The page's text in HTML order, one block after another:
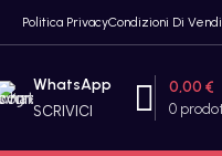
Politica PrivacyCondizioni Di
WhatsApp
SCRIVICI 0
0,00 €